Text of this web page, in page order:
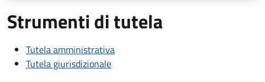
Strumenti di tutela
Tutela amministrativa
Tutela giurisdizionale